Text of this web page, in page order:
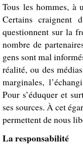
Tous les hommes, à
Certains craignent
questionnent sur la
nombre de
gens sont mal
réalité, ou des
marginales,
Pour s’éduquer et
ses sources. À cet
permettent de nous
La responsabilité